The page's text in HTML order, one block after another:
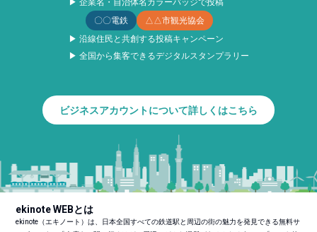
▶ 企業名・自治体名カラーバッジで投稿
〇〇電鉄
△△市観光協会
▶ 沿線住民と共創する投稿キャンペーン
▶ 全国から集客できるデジタルスタンプラリー
ビジネスアカウントについて詳しくはこちら
ekinote WEBとは
ekinote（エキノート）は、日本全国すべての鉄道駅と周辺の街の魅力を発見できる無料サ